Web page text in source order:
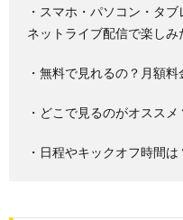
・スマホ・パソコン・タ
ネットライブ配信で楽しみ
・無料で見れるの？月額料
・どこで見るのがオススメ
・日程やキックオフ時間は